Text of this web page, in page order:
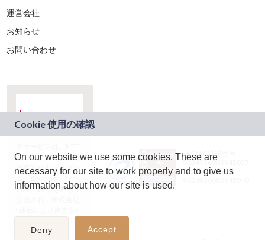
運営会社
お知らせ
お問い合わせ
ドコモグループの新
規事業創出プログラ
ム「docomo
STARTUP」を通じて
JASRAC許諾番号：
9024936001Y45037
JASRAC許諾番号：
On our website we use some cookies. These are
necessary for our site to work properly and to give us
information about how our site is used.
Deny Accept